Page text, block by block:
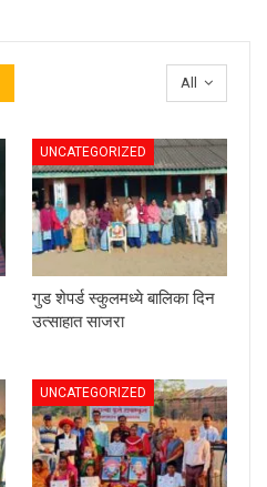
All
UNCATEGORIZED
गुड शेपर्ड स्कुलमध्ये बालिका दिन
उत्साहात साजरा
UNCATEGORIZED